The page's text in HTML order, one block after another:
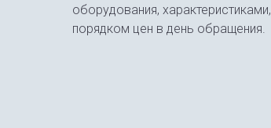
оборудования, характеристиками,
порядком цен в день обращения.